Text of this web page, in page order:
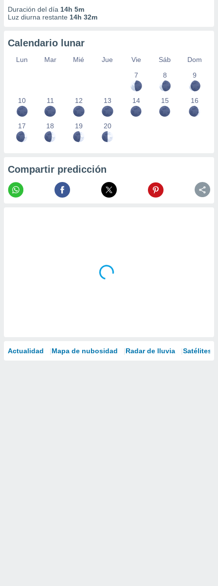
Duración del día 14h 5m
Luz diurna restante 14h 32m
Calendario lunar
Lun Mar Mié Jue Vie Sáb
Dom
7
8 9
10 11 12 13 14 15 16
17 18 19 20
Compartir predicción
Actualidad Mapa de nubosidad Radar de lluvia Satélites